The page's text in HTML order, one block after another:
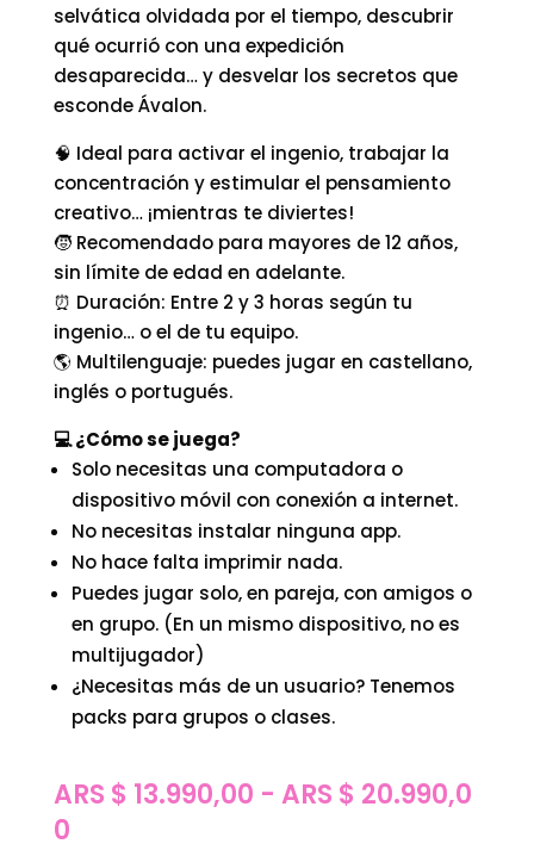
selvática olvidada por el tiempo, descubrir
qué ocurrió con una expedición
desaparecida… y desvelar los secretos que
esconde Ávalon.
🧠 Ideal para activar el ingenio, trabajar la
concentración y estimular el pensamiento
creativo… ¡mientras te diviertes!
🧒 Recomendado para mayores de 12 años,
sin límite de edad en adelante.
⏰ Duración: Entre 2 y 3 horas según tu
ingenio… o el de tu equipo.
🌎 Multilenguaje: puedes jugar en castellano,
inglés o portugués.
💻 ¿Cómo se juega?
Solo necesitas una computadora o
dispositivo móvil con conexión a internet.
No necesitas instalar ninguna app.
No hace falta imprimir nada.
Puedes jugar solo, en pareja, con amigos o
en grupo. (En un mismo dispositivo, no es
multijugador)
¿Necesitas más de un usuario? Tenemos
packs para grupos o clases.
ARS $ 13.990,00 - ARS $ 20.990,0
0Rango